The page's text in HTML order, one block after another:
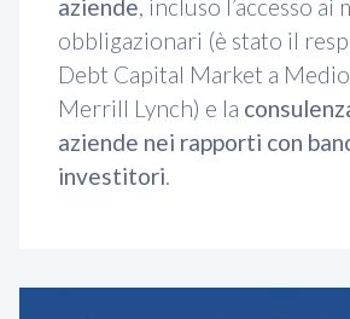
aziende, incluso l’accesso ai
obbligazionari (è stato il
Debt Capital Market a
Merrill Lynch) e la
aziende nei rapporti con
investitori.